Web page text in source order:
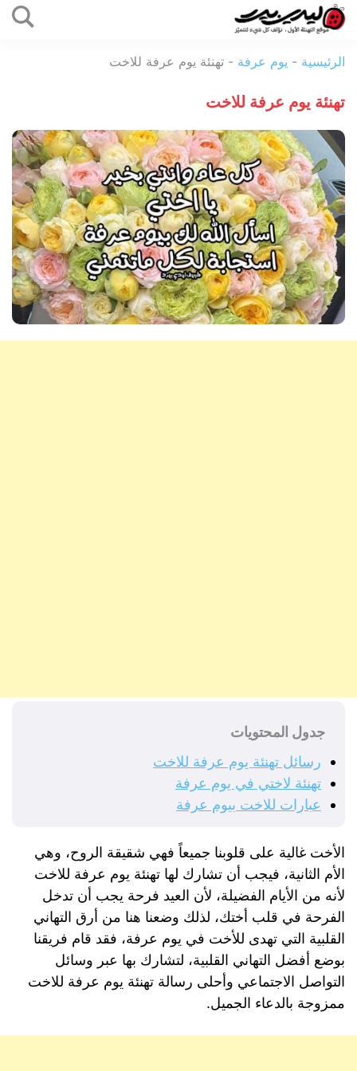
المحتوى
بيرد
الرئيسية - يوم عرفة - تهنئة يوم عرفة للاخت
تهنئة يوم عرفة للاخت
جدول المحتويات
رسائل تهنئة يوم عرفة للاخت
تهنئة لاختي في يوم عرفة
عبارات للاخت بيوم عرفة
الأخت غالية على قلوبنا جميعاً فهي شقيقة الروح، وهي
الأم الثانية، فيجب أن تشارك لها تهنئة يوم عرفة للاخت
لأنه من الأيام الفضيلة، لأن العيد فرحة يجب أن تدخل
الفرحة في قلب أختك، لذلك وضعنا هنا من أرق التهاني
القلبية التي تهدى للأخت في يوم عرفة، فقد قام فريقنا
بوضع أفضل التهاني القلبية، لتشارك بها عبر وسائل
التواصل الاجتماعي وأحلى رسالة تهنئة يوم عرفة للاخت
ممزوجة بالدعاء الجميل.